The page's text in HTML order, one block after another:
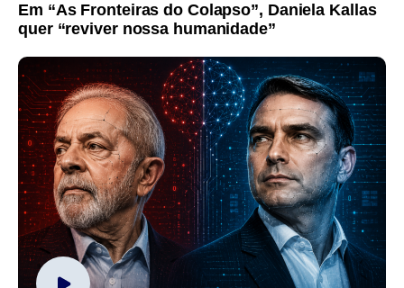
Em “As Fronteiras do Colapso”, Daniela Kallas
quer “reviver nossa humanidade”